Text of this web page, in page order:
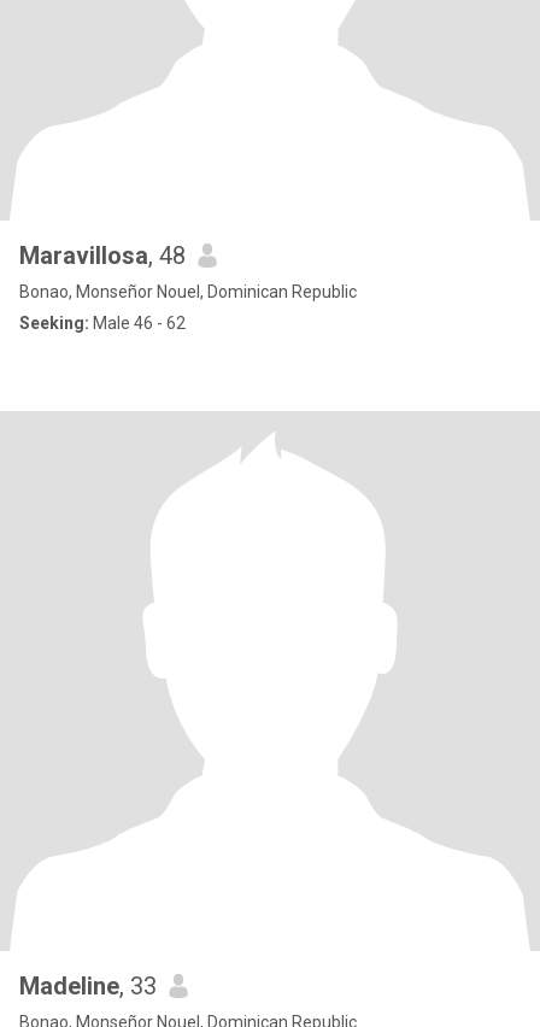
Maravillosa, 48
Bonao, Monseñor Nouel, Dominican Republic
Seeking: Male 46 - 62
Madeline, 33
Bonao, Monseñor Nouel, Dominican Republic